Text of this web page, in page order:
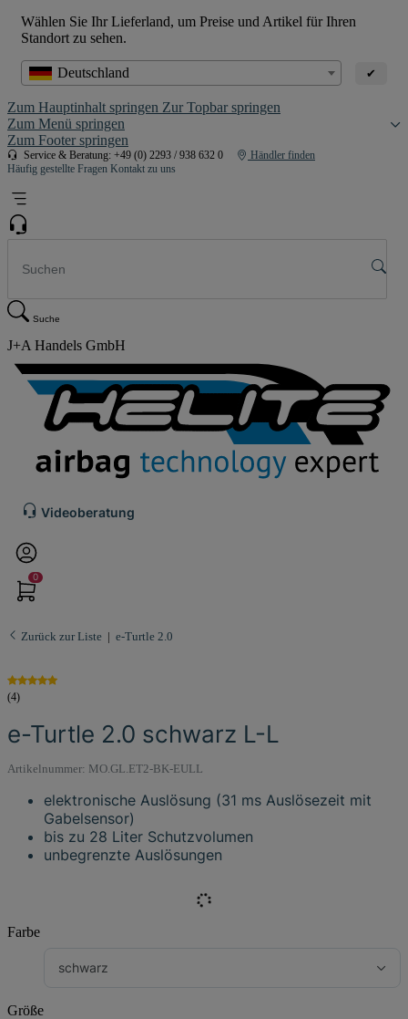
Wählen Sie Ihr Lieferland, um Preise und Artikel für Ihren
Standort zu sehen.
Deutschland ✔
Zum Hauptinhalt springen Zur Topbar springen
Zum Menü springen
Zum Footer springen
Service & Beratung: +49 (0) 2293 / 938 632 0
Händler finden
Häufig gestellte Fragen Kontakt zu uns
Suche
J+A Handels GmbH
Videoberatung
0
Zurück zur Liste e-Turtle 2.0
(4)
e-Turtle 2.0 schwarz L-L
Artikelnummer: MO.GL.ET2-BK-EULL
elektronische Auslösung (31 ms Auslösezeit mit
Gabelsensor)
bis zu 28 Liter Schutzvolumen
unbegrenzte Auslösungen
Farbe
schwarz
Größe